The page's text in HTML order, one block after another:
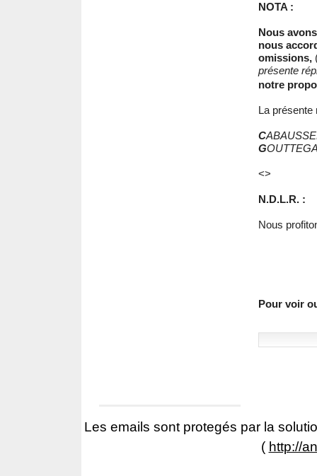
NOTA :
Nous
nous
omissions,
présente
notre
La présente
C
G
<>
N.D.L.R. :
Nous
Pour voir
Les emails sont protegés par la
( http://